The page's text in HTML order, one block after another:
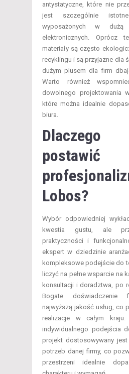
antystatyczne, które nie
jest szczególnie
wyposażonych w dużą
elektronicznych. Oprócz
materiały są często
recyklingu i są przyjazne dla
dużym plusem dla firm
Warto również
dowolnego projektowania
które można idealnie
biura.
Lobos?
Wybór odpowiedniej
kwestia gustu, ale
praktyczności i
ekspert w dziedzinie
kompleksowe podejście do
liczyć na pełne wsparcie na
konsultacji i doradztwa, po
Bogate doświadczenie
najwyższą jakość usług, co
realizacje w całym
indywidualnego podejścia
projekt dostosowywany
potrzeb danej firmy, co
przestrzeni idealnie